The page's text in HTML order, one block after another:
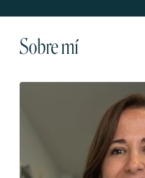
Sobre mí